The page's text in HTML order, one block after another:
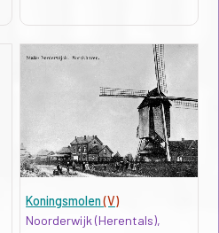
Koningsmolen(V)
Noorderwijk (Herentals),